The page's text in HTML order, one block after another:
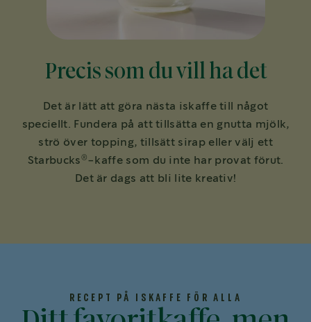
Precis som du vill ha det
Det är lätt att göra nästa iskaffe till något
speciellt. Fundera på att tillsätta en gnutta mjölk,
strö över topping, tillsätt sirap eller välj ett
Starbucks ® -kaffe som du inte har provat förut.
Det är dags att bli lite kreativ!
RECEPT PÅ ISKAFFE FÖR ALLA